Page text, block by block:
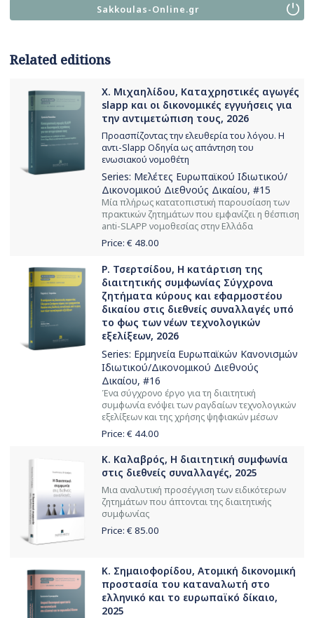
Sakkoulas-Online.gr
Related editions
Χ. Μιχαηλίδου, Καταχρηστικές αγωγές
slapp και οι δικονομικές εγγυήσεις για
την αντιμετώπιση τους, 2026
Προασπίζοντας την ελευθερία του λόγου. Η
αντι-Slapp Οδηγία ως απάντηση του
ενωσιακού νομοθέτη
Series: Μελέτες Ευρωπαϊκού Ιδιωτικού/
Δικονομικού Διεθνούς Δικαίου, #15
Μία πλήρως κατατοπιστική παρουσίαση των
πρακτικών ζητημάτων που εμφανίζει η θέσπιση
anti-SLAPΡ νομοθεσίας στην Ελλάδα
Price: € 48.00
Ρ. Τσερτσίδου, Η κατάρτιση της
διαιτητικής συμφωνίας Σύγχρονα
ζητήματα κύρους και εφαρμοστέου
δικαίου στις διεθνείς συναλλαγές υπό
το φως των νέων τεχνολογικών
εξελίξεων, 2026
Series: Ερμηνεία Ευρωπαϊκών Κανονισμών
Ιδιωτικού/Δικονομικού Διεθνούς
Δικαίου, #16
Ένα σύγχρονο έργο για τη διαιτητική
συμφωνία ενόψει των ραγδαίων τεχνολογικών
εξελίξεων και της χρήσης ψηφιακών μέσων
Price: € 44.00
Κ. Καλαβρός, Η διαιτητική συμφωνία
στις διεθνείς συναλλαγές, 2025
Μια αναλυτική προσέγγιση των ειδικότερων
ζητημάτων που άπτονται της διαιτητικής
συμφωνίας
Price: € 85.00
Κ. Σημαιοφορίδου, Ατομική δικονομική
προστασία του καταναλωτή στο
ελληνικό και το ευρωπαϊκό δίκαιο,
2025